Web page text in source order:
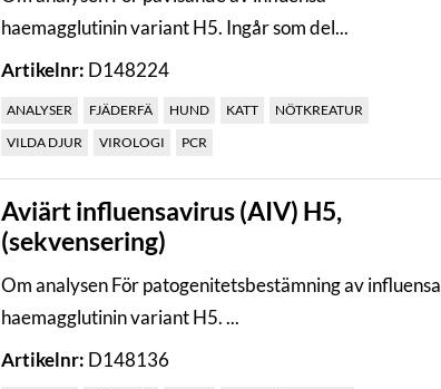
haemagglutinin variant H5. Ingår som del...
Artikelnr: D148224
ANALYSER FJÄDERFÄ HUND KATT
NÖTKREATUR
VILDA DJUR
VIROLOGI PCR
Aviärt influensavirus (AIV) H5,
(sekvensering)
Om analysen För patogenitetsbestämning av influensa
haemagglutinin variant H5. ...
Artikelnr: D148136